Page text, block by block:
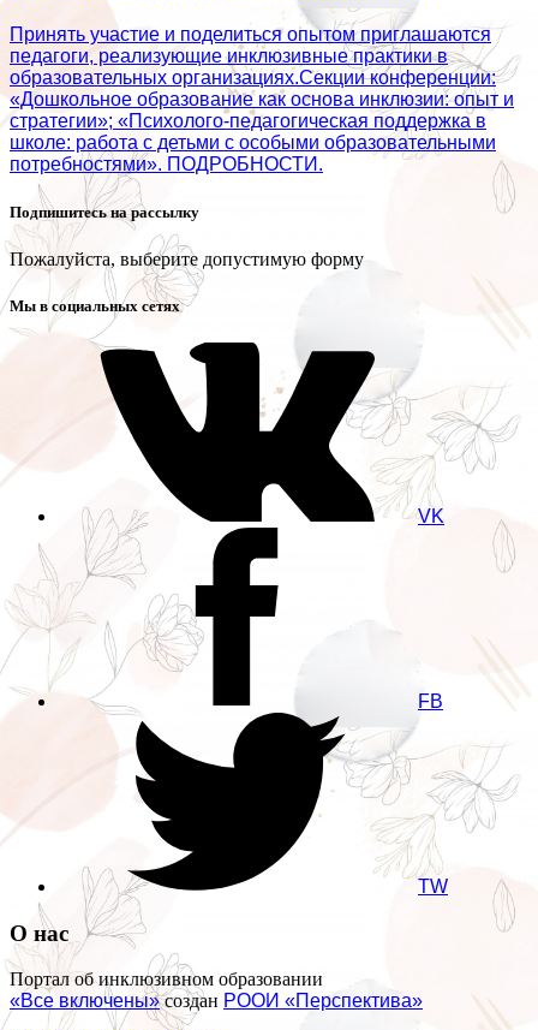
Принять участие и поделиться опытом приглашаются
педагоги, реализующие инклюзивные практики в
образовательных организациях.Секции конференции:
«Дошкольное образование как основа инклюзии: опыт и
стратегии»; «Психолого‑педагогическая поддержка в
школе: работа с детьми с особыми образовательными
потребностями». ПОДРОБНОСТИ.
Подпишитесь на рассылку
Пожалуйста, выберите допустимую форму
Мы в социальных сетях
VK
FB
TW
О нас
Портал об инклюзивном образовании
«Все включены»создан РООИ «Перспектива»